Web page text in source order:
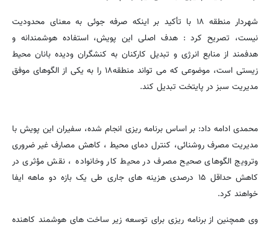
شهردار منطقه ۱۸ با تأکید بر اینکه صرفه جوئی به معنای محدودیت
نیست، تصریح کرد : هدف اصلی این پویش، استفاده هوشمندانه و
هدفمند از منابع انرژی و تبدیل کارکنان به کنشگران ودیده بانان محیط
زیستی است، موضوعی که می تواند منطقه۱۸ را به یکی از الگوهای موفق
مدیریت سبز در پایتخت تبدیل کند.
محمدی ادامه داد: بر اساس برنامه ریزی انجام شده، سفیران این پویش با
مدیریت مصرف روشنائی، کنترل دمای محیط ، کاهش مصارف غیر ضروری
وترویج الگوهای صحیح مصرف در محیط کار وخانواده ، نقش مؤثری در
کاهش حداقل ۱۵ درصدی هزینه های جاری طی یک بازه دو ماهه ایفا
خواهند کرد.
وی همچنین از برنامه ریزی برای توسعه زیر ساخت های هوشمند کاهنده